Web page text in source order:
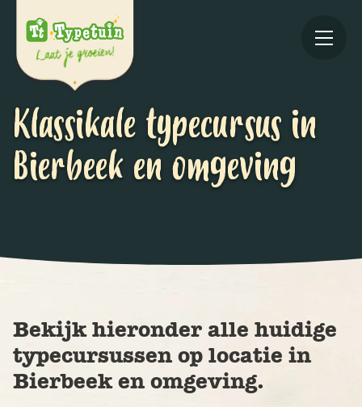
Klassikale typecursus in
Bierbeek en omgeving
Bekijk hieronder alle huidige
typecursussen op locatie in
Bierbeek en omgeving.